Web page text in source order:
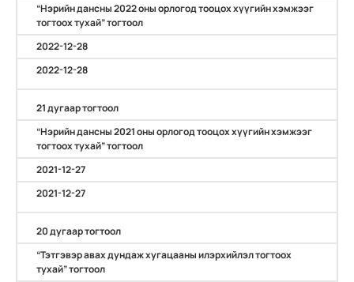
“Нэрийн дансны 2022 оны орлогод тооцох хүүгийн хэмжээг
тогтоох тухай” тогтоол
2022-12-28
2022-12-28
21 дугаар тогтоол
“Нэрийн дансны 2021 оны орлогод тооцох хүүгийн хэмжээг
тогтоох тухай” тогтоол
2021-12-27
2021-12-27
20 дугаар тогтоол
“Тэтгэвэр авах дундаж хугацааны илэрхийлэл тогтоох
тухай” тогтоол